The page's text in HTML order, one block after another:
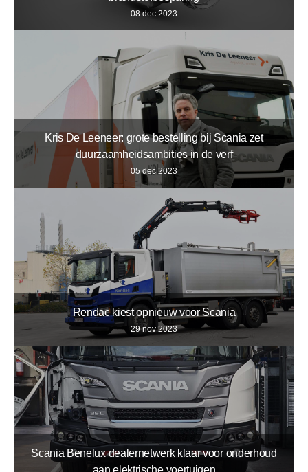
08 dec 2023
Kris De Leeneer: grote bestelling bij Scania zet
duurzaamheidsambities in de verf
05 dec 2023
Rendac kiest opnieuw voor Scania
29 nov 2023
Scania Benelux dealernetwerk klaar voor onderhoud